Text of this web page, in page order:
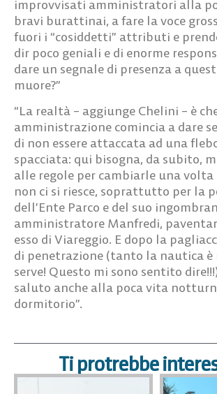
improvvisati amministratori alla
bravi burattinai, a fare la voce
fuori i “cosiddetti” attributi e
dir poco geniali e di enorme
dare un segnale di presenza a
muore?”
“La realtà – aggiunge Chelini – è
amministrazione comincia a dare
di non essere attaccata ad una
spacciata: qui bisogna, da subito,
alle regole per cambiarle una
non ci si riesce, soprattutto per la
dell’Ente Parco e del suo
amministratore Manfredi,
esso di Viareggio. E dopo la
di penetrazione (tanto la nautica è
serve! Questo mi sono sentito
saluto anche alla poca vita
dormitorio”.
Ti protrebbe